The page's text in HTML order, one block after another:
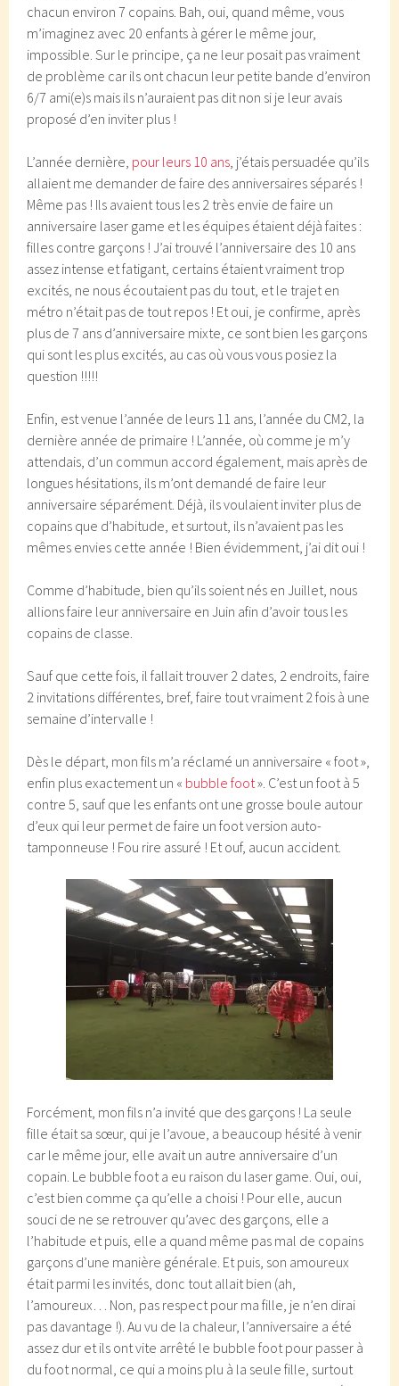
chacun environ 7 copains. Bah, oui, quand même, vous
m’imaginez avec 20 enfants à gérer le même jour,
impossible. Sur le principe, ça ne leur posait pas vraiment
de problème car ils ont chacun leur petite bande d’environ
6/7 ami(e)s mais ils n’auraient pas dit non si je leur avais
proposé d’en inviter plus !
L’année dernière, pour leurs 10 ans, j’étais persuadée qu’ils
allaient me demander de faire des anniversaires séparés !
Même pas ! Ils avaient tous les 2 très envie de faire un
anniversaire laser game et les équipes étaient déjà faites :
filles contre garçons ! J’ai trouvé l’anniversaire des 10 ans
assez intense et fatigant, certains étaient vraiment trop
excités, ne nous écoutaient pas du tout, et le trajet en
métro n’était pas de tout repos ! Et oui, je confirme, après
plus de 7 ans d’anniversaire mixte, ce sont bien les garçons
qui sont les plus excités, au cas où vous vous posiez la
question !!!!!
Enfin, est venue l’année de leurs 11 ans, l’année du CM2, la
dernière année de primaire ! L’année, où comme je m’y
attendais, d’un commun accord également, mais après de
longues hésitations, ils m’ont demandé de faire leur
anniversaire séparément. Déjà, ils voulaient inviter plus de
copains que d’habitude, et surtout, ils n’avaient pas les
mêmes envies cette année ! Bien évidemment, j’ai dit oui !
Comme d’habitude, bien qu’ils soient nés en Juillet, nous
allions faire leur anniversaire en Juin afin d’avoir tous les
copains de classe.
Sauf que cette fois, il fallait trouver 2 dates, 2 endroits, faire
2 invitations différentes, bref, faire tout vraiment 2 fois à une
semaine d’intervalle !
Dès le départ, mon fils m’a réclamé un anniversaire « foot »,
enfin plus exactement un « bubble foot». C’est un foot à 5
contre 5, sauf que les enfants ont une grosse boule autour
d’eux qui leur permet de faire un foot version auto-
tamponneuse ! Fou rire assuré ! Et ouf, aucun accident.
Forcément, mon fils n’a invité que des garçons ! La seule
fille était sa sœur, qui je l’avoue, a beaucoup hésité à venir
car le même jour, elle avait un autre anniversaire d’un
copain. Le bubble foot a eu raison du laser game. Oui, oui,
c’est bien comme ça qu’elle a choisi ! Pour elle, aucun
souci de ne se retrouver qu’avec des garçons, elle a
l’habitude et puis, elle a quand même pas mal de copains
garçons d’une manière générale. Et puis, son amoureux
était parmi les invités, donc tout allait bien (ah,
l’amoureux… Non, pas respect pour ma fille, je n’en dirai
pas davantage !). Au vu de la chaleur, l’anniversaire a été
assez dur et ils ont vite arrêté le bubble foot pour passer à
du foot normal, ce qui a moins plu à la seule fille, surtout